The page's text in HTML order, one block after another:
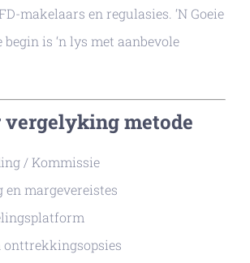
makelaars en regulasies. ‘N Goeie
is ‘n lys met aanbevole
metode
/ Kommissie
en margevereistes
onttrekkingsopsies